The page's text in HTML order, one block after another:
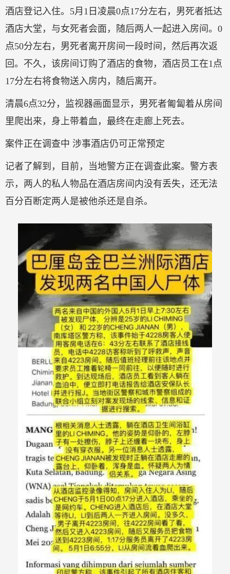
酒店登记入住。5月1日凌晨0点17分左右，男死者抵达
酒店大堂，与女死者会面，随后两人一起进入房间。0
点50分左右，男死者离开房间一段时间，然后再次返
回。不久，该房间订购了酒店的食物，酒店员工在1点
17分左右将食物送入房内，随后离开。
清晨6点32分，监视器画面显示，男死者匍匐着从房间
里爬出来，身上带着血，最终在走廊上死去。
案件正在调查中 涉事酒店仍可正常预定
记者了解到，目前，当地警方正在调查此案。警方表
示，两人的私人物品在酒店房间内没有丢失，还无法
百分百断定两人是被他杀还是自杀。